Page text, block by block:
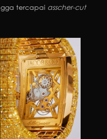
tercapai asscher-cut